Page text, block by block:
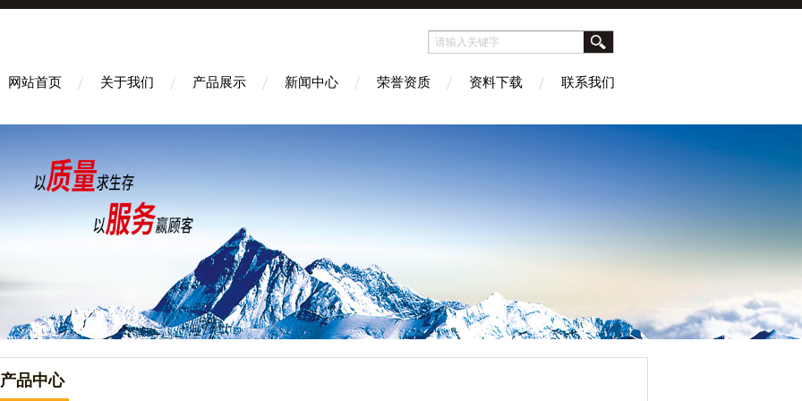
网站首页 关于我们 产品展示 新闻中心 荣誉资质 资料下载 联系我们
产品中心